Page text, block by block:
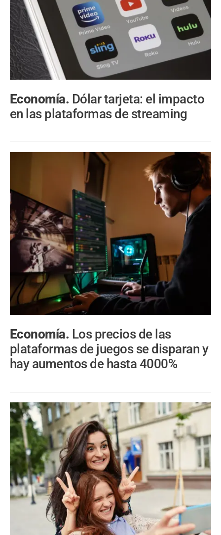
Economía. Dólar tarjeta: el impacto
en las plataformas de streaming
Economía. Los precios de las
plataformas de juegos se disparan y
hay aumentos de hasta 4000%